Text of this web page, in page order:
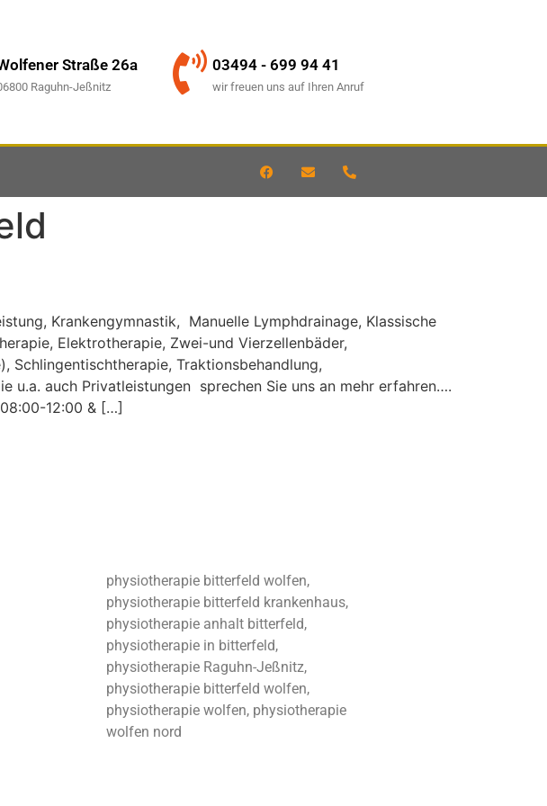
Straße 26a
Raguhn-Jeßnitz
03494 - 699 94 41
wir freuen uns auf Ihren Anruf
Krankengymnastik, Manuelle Lymphdrainage, Klassische
Elektrotherapie, Zwei-und Vierzellenbäder,
Schlingentischtherapie, Traktionsbehandlung,
u.a. auch Privatleistungen sprechen Sie uns an mehr erfahren….
12:00 & […]
physiotherapie bitterfeld wolfen,
physiotherapie bitterfeld krankenhaus,
physiotherapie anhalt bitterfeld,
physiotherapie in bitterfeld,
physiotherapie Raguhn-Jeßnitz,
physiotherapie bitterfeld wolfen,
physiotherapie wolfen, physiotherapie
wolfen nord